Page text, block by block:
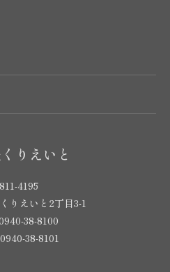
くりえいと
4195
りえいと2丁目3-1
38-8100
38-8101